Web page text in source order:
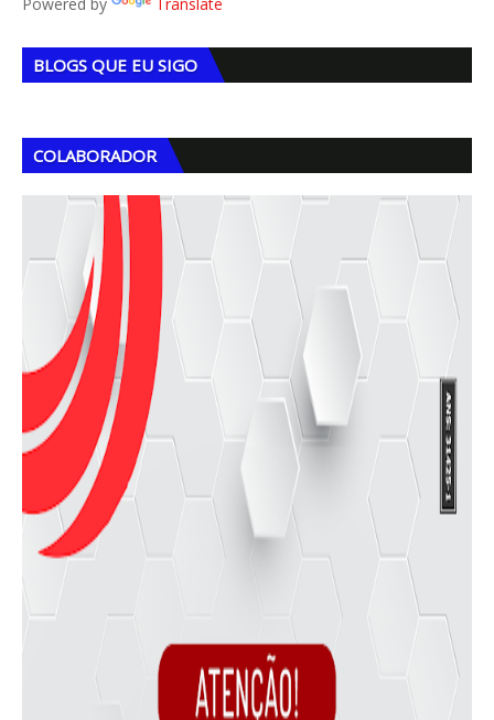
BLOGS QUE EU SIGO
COLABORADOR